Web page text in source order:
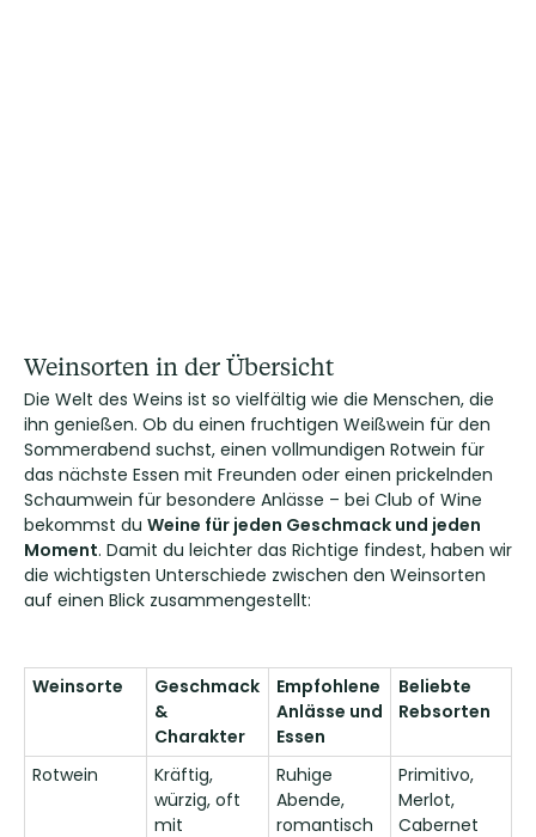
Weinsorten in der Übersicht
Die Welt des Weins ist so vielfältig wie die Menschen, die
ihn genießen. Ob du einen fruchtigen Weißwein für den
Sommerabend suchst, einen vollmundigen Rotwein für
das nächste Essen mit Freunden oder einen prickelnden
Schaumwein für besondere Anlässe – bei Club of Wine
bekommst du Weine für jeden Geschmack und jeden
Moment. Damit du leichter das Richtige findest, haben wir
die wichtigsten Unterschiede zwischen den Weinsorten
auf einen Blick zusammengestellt:
Weinsorte
Geschmack
&
Charakter
Empfohlene
Anlässe und
Essen
Beliebte
Rebsorten
Rotwein
Kräftig,
würzig, oft
mit
Ruhige
Abende,
romantisch
Primitivo,
Merlot,
Cabernet